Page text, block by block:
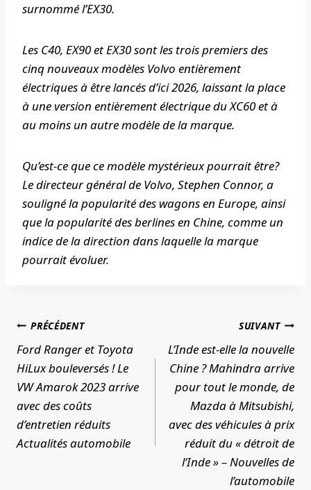
surnommé l’EX30.
Les C40, EX90 et EX30 sont les trois premiers des
cinq nouveaux modèles Volvo entièrement
électriques à être lancés d’ici 2026, laissant la place
à une version entièrement électrique du XC60 et à
au moins un autre modèle de la marque.
Qu’est-ce que ce modèle mystérieux pourrait être?
Le directeur général de Volvo, Stephen Connor, a
souligné la popularité des wagons en Europe, ainsi
que la popularité des berlines en Chine, comme un
indice de la direction dans laquelle la marque
pourrait évoluer.
Navigation
de
l’article
PRÉCÉDENT
Ford Ranger et Toyota
HiLux bouleversés ! Le
VW Amarok 2023 arrive
avec des coûts
d’entretien réduits
Actualités automobile
SUIVANT
L’Inde est-elle la nouvelle
Chine ? Mahindra arrive
pour tout le monde, de
Mazda à Mitsubishi,
avec des véhicules à prix
réduit du « détroit de
l’Inde » – Nouvelles de
l’automobile